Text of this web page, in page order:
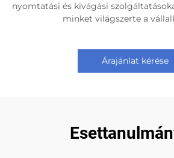
nyomtatási és kivágási
minket világszerte a
Árajánlat kérése